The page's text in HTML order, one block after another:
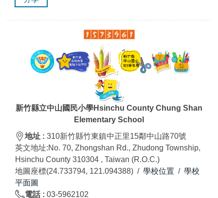
新竹縣立中山國民小學Hsinchu County Chung Shan
Elementary School
地址 : 310新竹縣竹東鎮中正里15鄰中山路70號
英文地址:No. 70, Zhongshan Rd., Zhudong Township,
Hsinchu County 310304 , Taiwan (R.O.C.)
地圖座標(24.733794, 121.094388) / 學校位置 / 學校
平面圖
電話 : 03-5962102